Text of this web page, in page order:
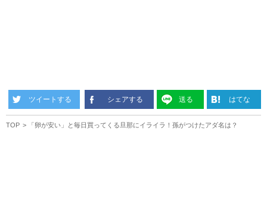
ツイートする シェアする 送る はてな
TOP 「卵が安い」と毎日買ってくる旦那にイライラ！孫がつけたアダ名は？